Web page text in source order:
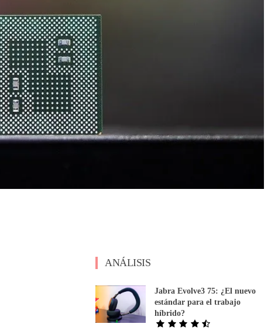
ANÁLISIS
Jabra Evolve3 75: ¿El nuevo
estándar para el trabajo
híbrido?